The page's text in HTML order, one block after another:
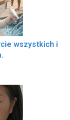
wszystkich i